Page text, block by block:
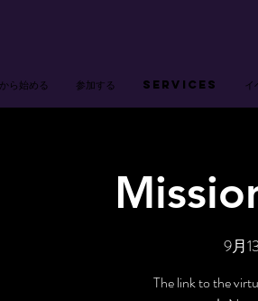
ら始める 参加する Services イ
9月
The link to the